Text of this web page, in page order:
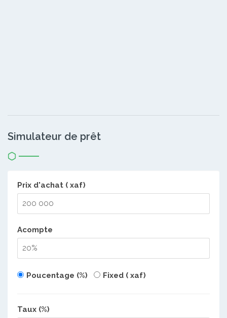
Simulateur de prêt
Prix d'achat ( xaf)
Acompte
Poucentage (%) Fixed ( xaf)
Taux (%)